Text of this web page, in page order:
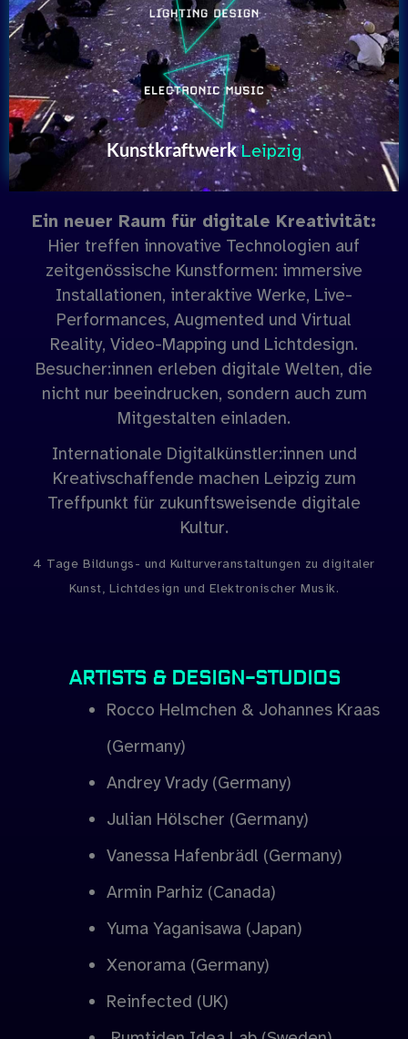
KunstkraftwerkLeipzig
Ein neuer Raum für digitale Kreativität:
Hier treffen innovative Technologien auf
zeitgenössische Kunstformen: immersive
Installationen, interaktive Werke, Live-
Performances, Augmented und Virtual
Reality, Video-Mapping und Lichtdesign.
Besucher:innen erleben digitale Welten, die
nicht nur beeindrucken, sondern auch zum
Mitgestalten einladen.
Internationale Digitalkünstler:innen und
Kreativschaffende machen Leipzig zum
Treffpunkt für zukunftsweisende digitale
Kultur.
4 Tage Bildungs- und Kulturveranstaltungen zu digitaler
Kunst, Lichtdesign und Elektronischer Musik.
ARTISTS & DESIGN-STUDIOS
Rocco Helmchen & Johannes Kraas
(Germany)
Andrey Vrady (Germany)
Julian Hölscher (Germany)
Vanessa Hafenbrädl (Germany)
Armin Parhiz (Canada)
Yuma Yaganisawa (Japan)
Xenorama (Germany)
Reinfected (UK)